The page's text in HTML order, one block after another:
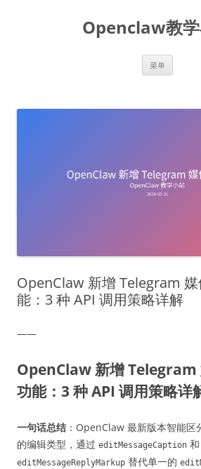
Openclaw教
菜单
OpenClaw 新增 Telegram
能：3 种 API 调用策略详解
——
OpenClaw 新增 Telegram
功能：3 种 API 调用策略详
一句话总结 ：OpenClaw 最新版本智能
的编辑类型，通过 editMessageCaption 和
editMessageReplyMarkup 替代单一的